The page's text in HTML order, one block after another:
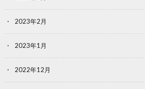
2023年2月
2023年1月
2022年12月